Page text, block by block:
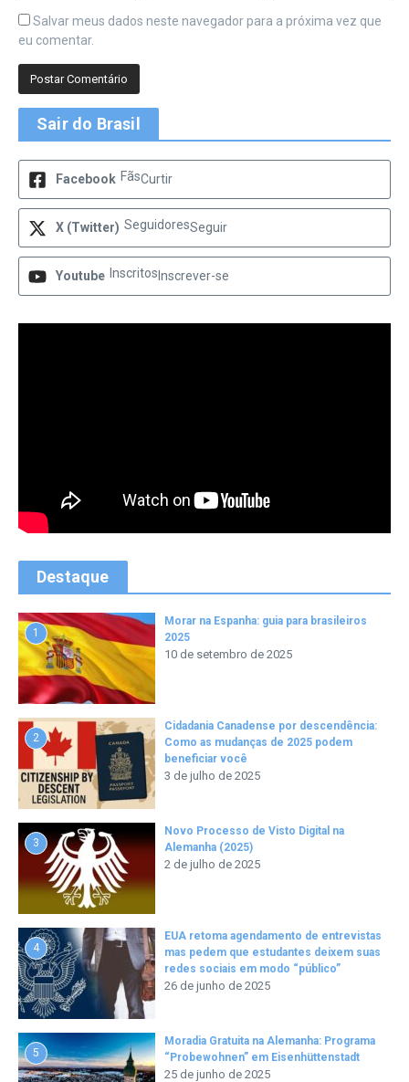
Salvar meus dados neste navegador para a próxima vez que
eu comentar.
Sair do Brasil
Facebook FãsCurtir
X (Twitter) SeguidoresSeguir
Youtube Inscritos Inscrever-se
Destaque
1
Morar na Espanha: guia para brasileiros
2025
10 de setembro de 2025
2
Cidadania Canadense por descendência:
Como as mudanças de 2025 podem
beneficiar você
3 de julho de 2025
3
Novo Processo de Visto Digital na
Alemanha (2025)
2 de julho de 2025
4
EUA retoma agendamento de entrevistas
mas pedem que estudantes deixem suas
redes sociais em modo “público”
26 de junho de 2025
5
Moradia Gratuita na Alemanha: Programa
“Probewohnen” em Eisenhüttenstadt
25 de junho de 2025